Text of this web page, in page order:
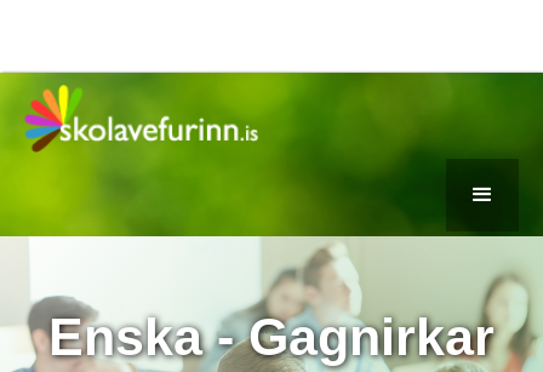
Enska - Gagnirkar